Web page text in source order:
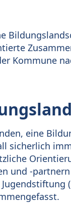
Kommune
eine
sicherlich
und -